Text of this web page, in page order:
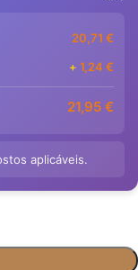
20,71 €
+ 1,24 €
21,95 €
aplicáveis.